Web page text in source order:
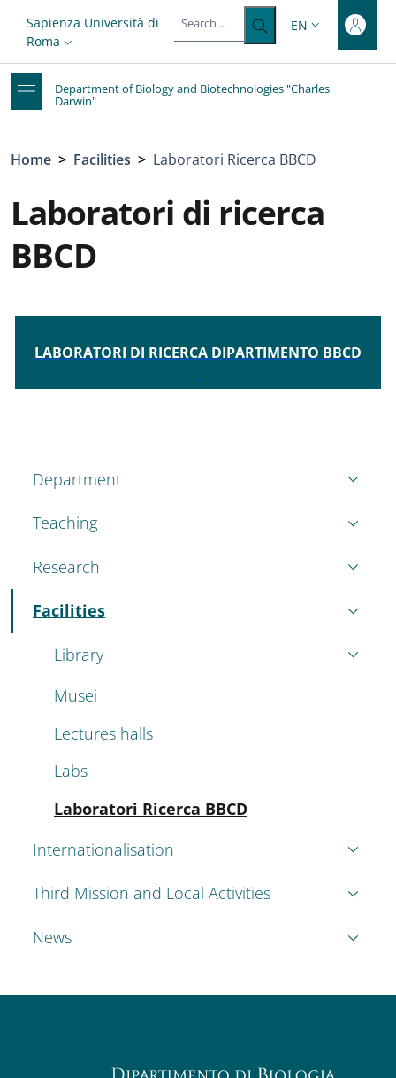
Top-level heading
Slim top
Sapienza Università di
Roma
LANGUAGE
EN
Department of Biology and Biotechnologies "Charles
Darwin"
Breadcrumb
Home > Facilities > Laboratori Ricerca BBCD
Laboratori di ricerca
BBCD
LABORATORI DI RICERCA DIPARTIMENTO BBCD
MENU CEV SECOND NAVIGATION
Department
Teaching
Research
Facilities
Active
Library
Musei
Lectures halls
Labs
Laboratori Ricerca BBCD
Internationalisation
Third Mission and Local Activities
News